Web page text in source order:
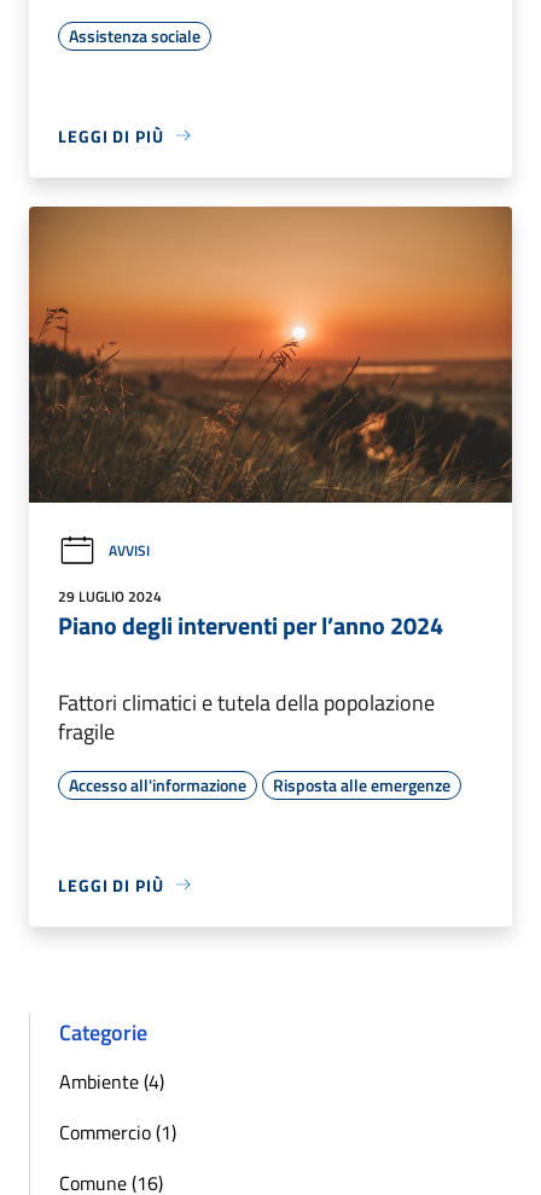
Assistenza sociale
LEGGI DI PIÙ
AVVISI
29 LUGLIO 2024
Piano degli interventi per l’anno 2024
Fattori climatici e tutela della popolazione
fragile
Accesso all'informazione Risposta alle emergenze
LEGGI DI PIÙ
Categorie
Ambiente (4)
Commercio (1)
Comune (16)